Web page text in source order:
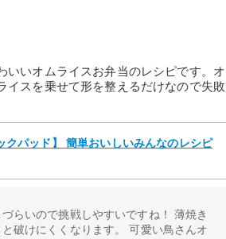
いいオムライスお弁当のレシピです。オ
イスを乗せて形を整えるだけなので失敗
パッド】 簡単おいしいみんなのレシピ
らいので挑戦しやすいですね！ 薄焼き
破けにくくなります。 可愛い鳥さんオ